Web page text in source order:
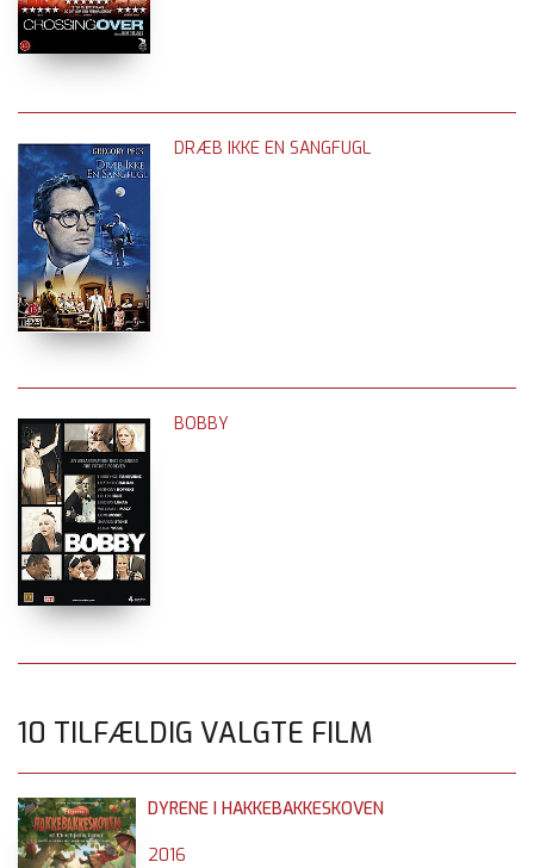
DRÆB IKKE EN SANGFUGL
BOBBY
10 TILFÆLDIG VALGTE FILM
DYRENE I HAKKEBAKKESKOVEN
2016